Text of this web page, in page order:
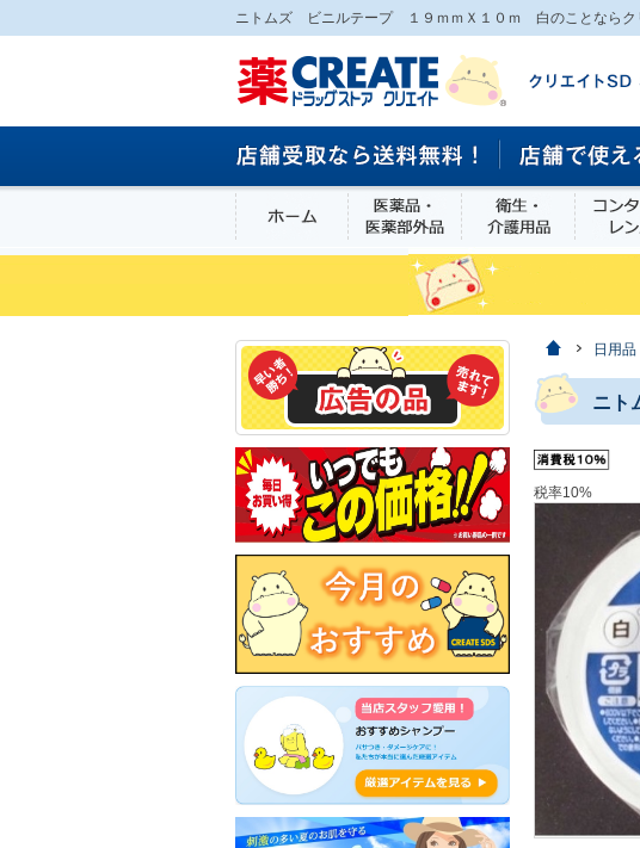
ニトムズ ビニルテープ １９ｍｍＸ１０ｍ 白のことならク
ホーム 医薬品・医薬部外品衛生・介
ホーム日用品
ニト
税率10%